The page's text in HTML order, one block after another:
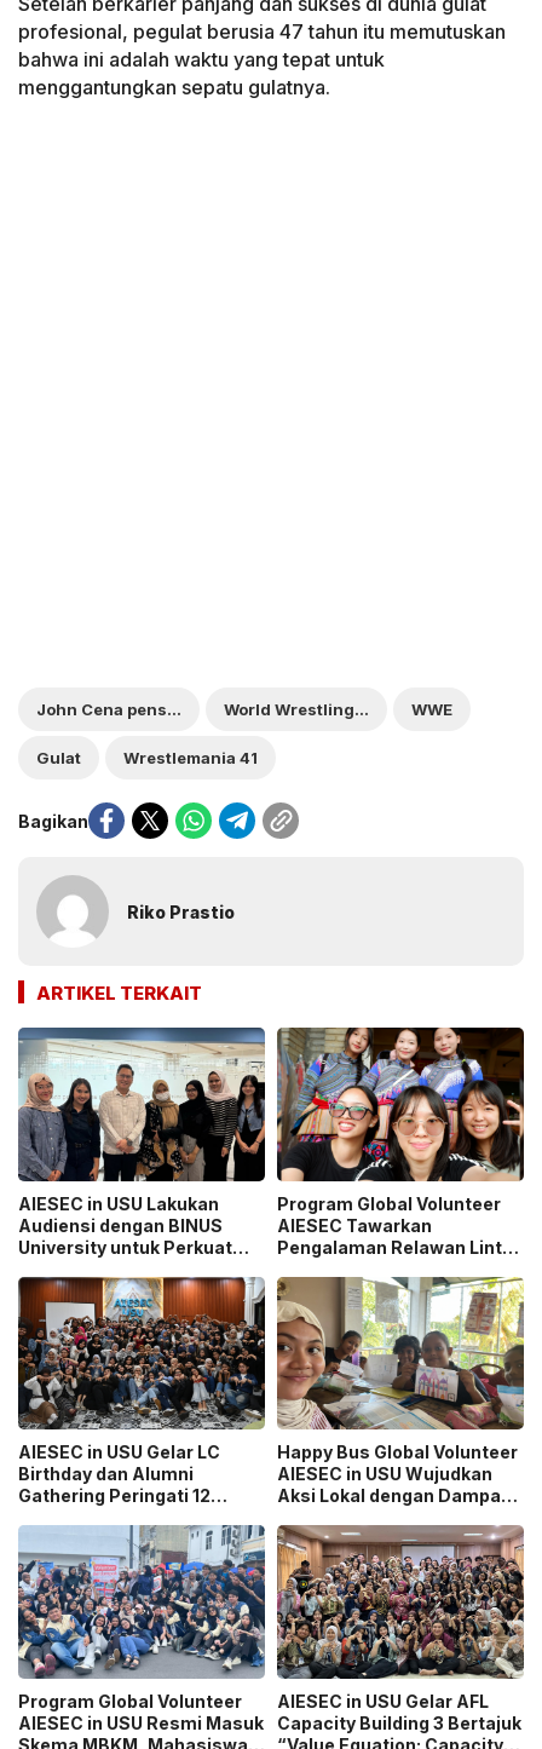
profesional, pegulat berusia 47 tahun itu memutuskan
bahwa ini adalah waktu yang tepat untuk
menggantungkan sepatu gulatnya.
John Cena pensiun World Wrestling Entertainment WWE
Gulat Wrestlemania 41
Bagikan
Riko Prastio
ARTIKEL TERKAIT
AIESEC in USU Lakukan
Audiensi dengan BINUS
University untuk Perkuat
Mahasiswa
Program Global Volunteer
AIESEC Tawarkan
Pengalaman Relawan Lintas
AIESEC in USU Gelar LC
Birthday dan Alumni
Gathering Peringati 12
Happy Bus Global Volunteer
AIESEC in USU Wujudkan
Aksi Lokal dengan Dampak
Program Global Volunteer
AIESEC in USU Resmi Masuk
Skema MBKM, Mahasiswa
AIESEC in USU Gelar AFL
Capacity Building 3 Bertajuk
“Value Equation: Capacity